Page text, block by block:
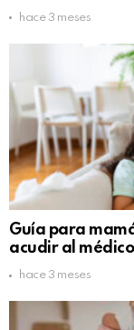
hace 3 meses
Guía para
acudir al médico
hace 3 meses